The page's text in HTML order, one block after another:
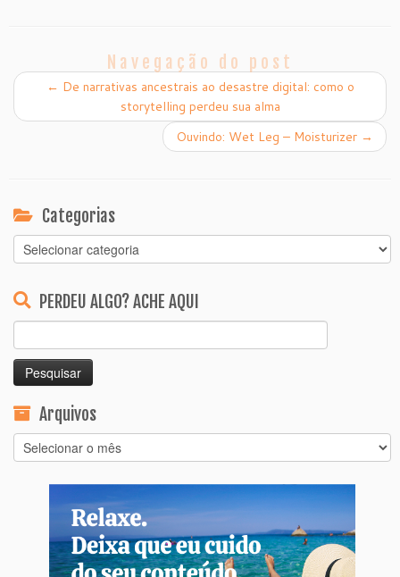
Navegação do post
← De narrativas ancestrais ao desastre digital: como o
storytelling perdeu sua alma
Ouvindo: Wet Leg – Moisturizer →
Categorias
Categorias
PERDEU ALGO? ACHE AQUI
por:
Arquivos
Arquivos